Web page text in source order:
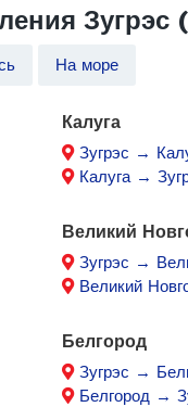
Зугрэс
На море
Калуга
Зугрэс →
Калуга →
Великий
Зугрэс →
Великий
Белгород
Зугрэс →
Белгород →